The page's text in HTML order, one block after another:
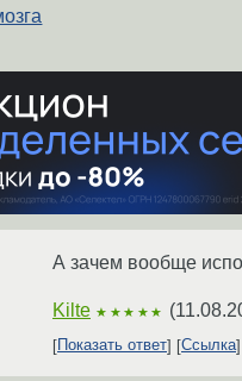
А зачем вообще
Kilte ★★★★★ (
Показать ответ Ссылка